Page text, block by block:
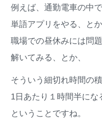
例えば、通勤電車の中
単語アプリをやる、とか
職場での昼休みには問
解いてみる、とか、
そういう細切れ時間の
1日あたり１時間半にな
ということですね。